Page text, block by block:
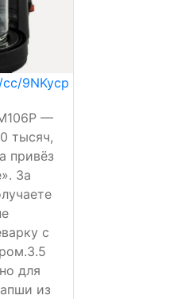
9NKycp
—
тысяч,
привёз
За
с
для
из